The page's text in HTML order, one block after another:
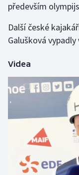
Lezení
Lyže a snowboard
Moderní pětiboj
Motorsport
Olympijské hry
Parasport
především
Další české
Galušková
Videa